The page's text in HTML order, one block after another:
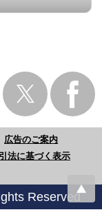
広告のご案内
法に基づく表示
Reserved